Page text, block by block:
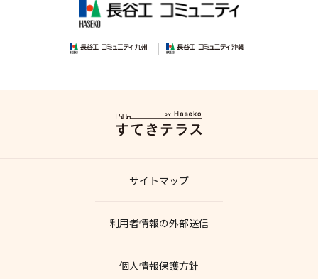
サイトマップ
利用者情報の外部送信
個人情報保護方針